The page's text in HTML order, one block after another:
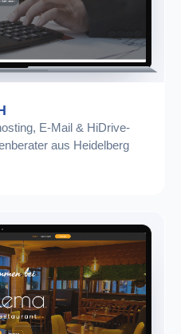
E-Mail & HiDrive-
aus Heidelberg